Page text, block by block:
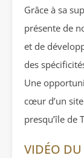
Grâce à sa
présente de
et de
des
Une
cœur d’un
presqu’île de
VIDÉO